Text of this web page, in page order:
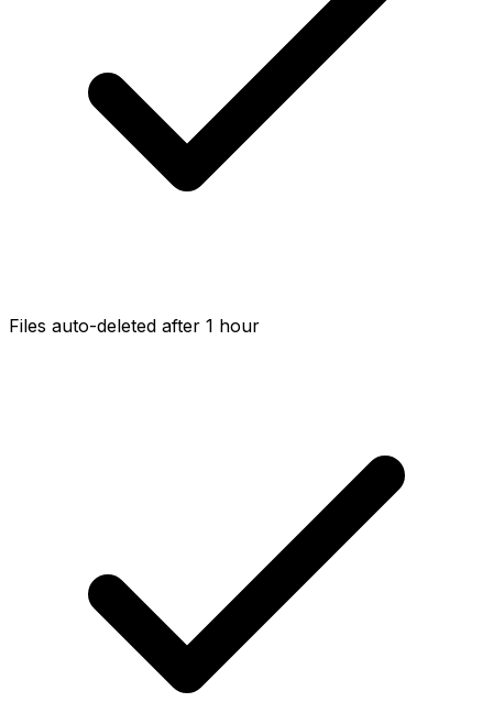
Files auto-deleted after 1 hour